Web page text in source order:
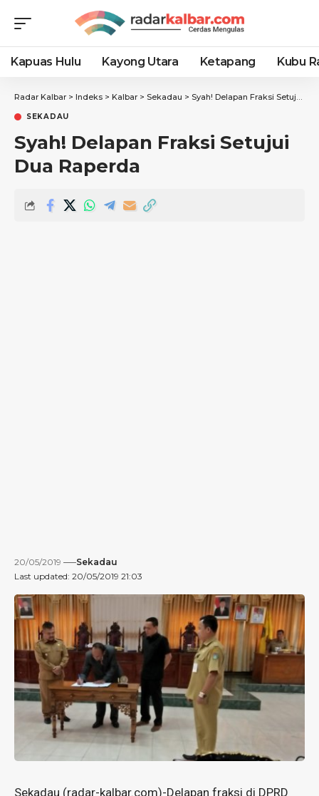
Kapuas Hulu Kayong Utara Ketapang Kubu
Radar Kalbar > Indeks > Kalbar > Sekadau > Syah! Delapan Fraksi Setujui Dua Raperda
SEKADAU
Syah! Delapan Fraksi Setujui
Dua Raperda
Last updated: 20/05/2019 21:03
20/05/2019 Sekadau
Sekadau (radar-kalbar.com)-Delapan fraksi di DPRD